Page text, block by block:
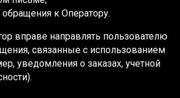
к Оператору.
вправе направлять пользователю
связанные с использованием
уведомления о заказах, учетной